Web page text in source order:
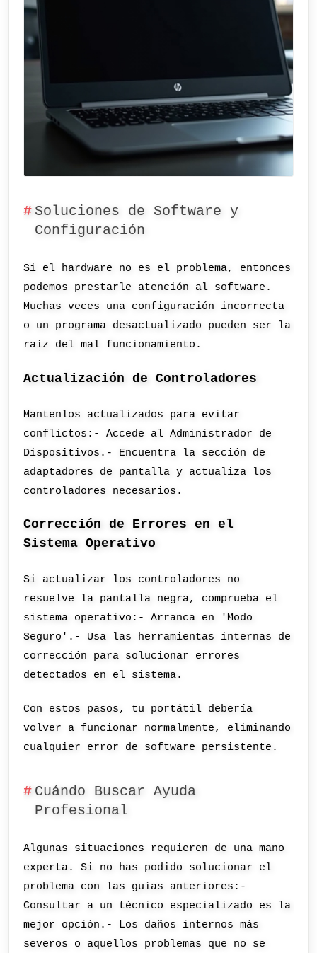
Soluciones de Software y
Configuración
Si el hardware no es el problema, entonces
podemos prestarle atención al software.
Muchas veces una configuración incorrecta
o un programa desactualizado pueden ser la
raíz del mal funcionamiento.
Actualización de Controladores
Mantenlos actualizados para evitar
conflictos:- Accede al Administrador de
Dispositivos.- Encuentra la sección de
adaptadores de pantalla y actualiza los
controladores necesarios.
Corrección de Errores en el
Sistema Operativo
Si actualizar los controladores no
resuelve la pantalla negra, comprueba el
sistema operativo:- Arranca en 'Modo
Seguro'.- Usa las herramientas internas de
corrección para solucionar errores
detectados en el sistema.
Con estos pasos, tu portátil debería
volver a funcionar normalmente, eliminando
cualquier error de software persistente.
Cuándo Buscar Ayuda
Profesional
Algunas situaciones requieren de una mano
experta. Si no has podido solucionar el
problema con las guías anteriores:-
Consultar a un técnico especializado es la
mejor opción.- Los daños internos más
severos o aquellos problemas que no se